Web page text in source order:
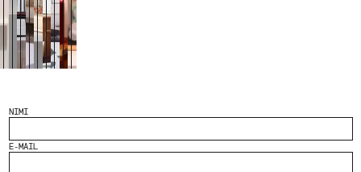
NIMI
E-MAIL